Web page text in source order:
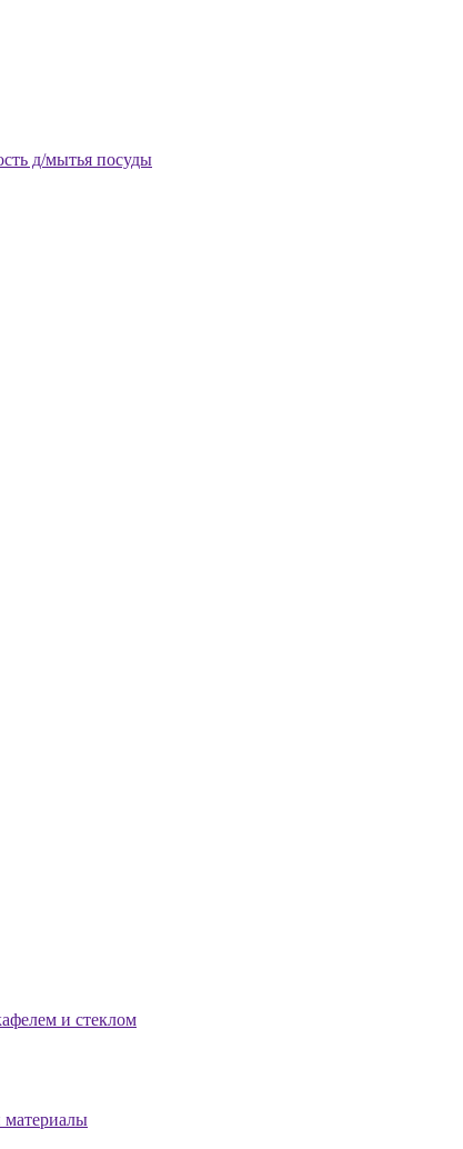
д/мытья посуды
и стеклом